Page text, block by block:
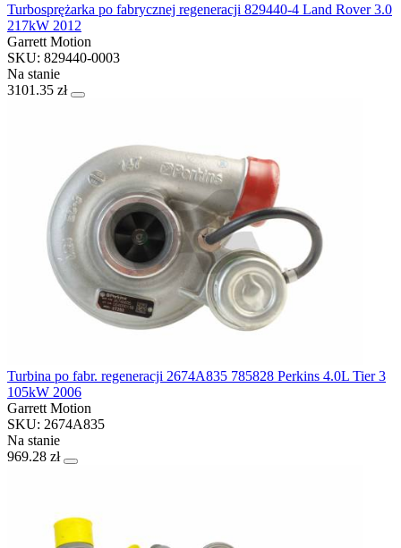
Turbosprężarka po fabrycznej regeneracji 829440-4 Land Rover 3.0
217kW 2012
Garrett Motion
SKU: 829440-0003
Na stanie
3101.35 zł
Turbina po fabr. regeneracji 2674A835 785828 Perkins 4.0L Tier 3
105kW 2006
Garrett Motion
SKU: 2674A835
Na stanie
969.28 zł